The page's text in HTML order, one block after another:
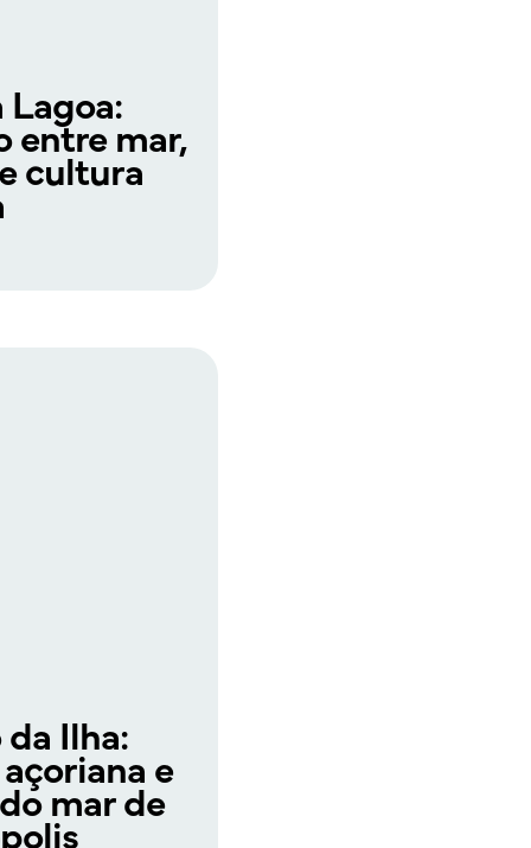
Lagoa:
entre mar,
cultura
Ilha:
e
mar de